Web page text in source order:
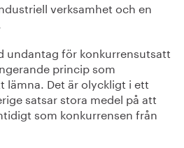
verksamhet och en
undantag för konkurrensutsatt
princip som
lämna. Det är olyckligt i ett
satsar stora medel på att
som konkurrensen från